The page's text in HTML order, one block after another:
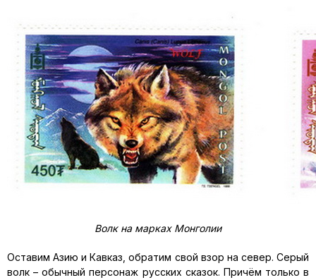
Волк на марках Монголии
Оставим Азию и Кавказ, обратим свой взор на север. Серый
волк – обычный персонаж русских сказок. Причём только в